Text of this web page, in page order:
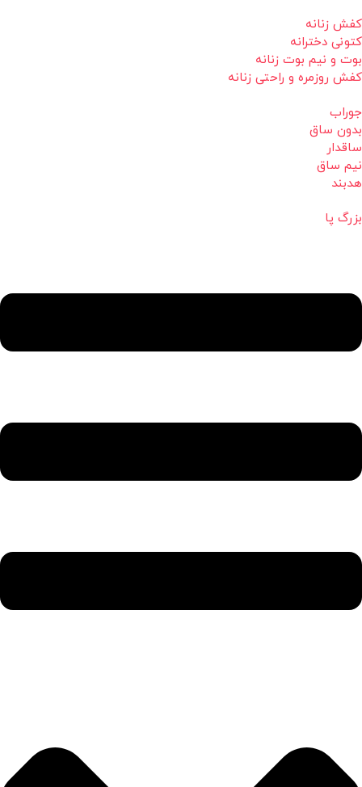
کفش زنانه
کتونی دخترانه
بوت و نیم بوت زنانه
کفش روزمره و راحتی زنانه
جوراب
بدون ساق
ساقدار
نیم ساق
هدبند
بزرگ پا